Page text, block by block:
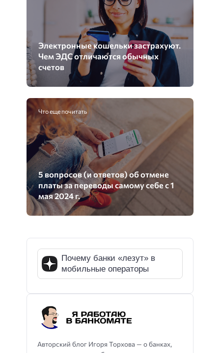
Электронные кошельки застрахуют.
Чем ЭДС отличаются обычных
счетов
Что еще почитать
5 вопросов (и ответов) об отмене
платы за переводы самому себе с 1
мая 2024 г.
Авторский блог Игоря Торхова — о банках,
Почему банки «лезут» в
мобильные операторы